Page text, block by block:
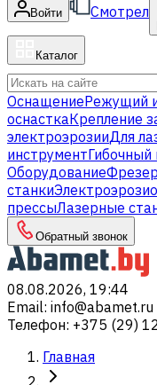
Войти Смотрел
Каталог
ОснащениеРежущий
оснасткаКрепление
электроэрозииДля
инструментГибочный
Оборудование
станки
прессыЛазерные
Обратный звонок
08.08.2026, 19:44
Email: info@abamet.ru
Телефон: +375 (29)
Главная